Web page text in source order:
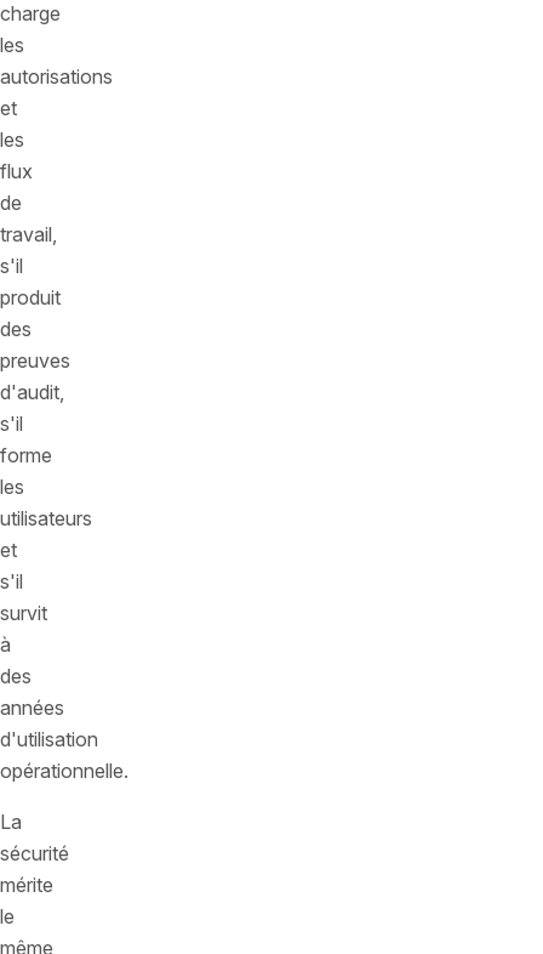
charge
les
autorisations
et
les
flux
de
travail,
s'il
produit
des
preuves
d'audit,
s'il
forme
les
utilisateurs
et
s'il
survit
à
des
années
d'utilisation
opérationnelle.
La
sécurité
mérite
le
même